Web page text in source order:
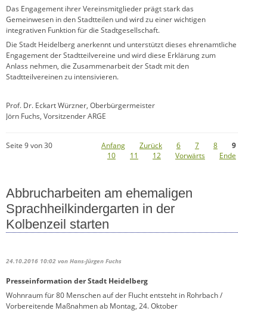
Das Engagement ihrer Vereinsmitglieder prägt stark das
Gemeinwesen in den Stadtteilen und wird zu einer wichtigen
integrativen Funktion für die Stadtgesellschaft.
Die Stadt Heidelberg anerkennt und unterstützt dieses ehrenamtliche
Engagement der Stadtteilvereine und wird diese Erklärung zum
Anlass nehmen, die Zusammenarbeit der Stadt mit den
Stadtteilvereinen zu intensivieren.
Prof. Dr. Eckart Würzner, Oberbürgermeister
Jörn Fuchs, Vorsitzender ARGE
Seite 9 von 30 Anfang Zurück 6 7 8
9
10
11 12 Vorwärts Ende
Abbrucharbeiten am ehemaligen
Sprachheilkindergarten in der
Kolbenzeil starten
24.10.2016 10:02 von Hans-Jürgen Fuchs
Presseinformation der Stadt Heidelberg
Wohnraum für 80 Menschen auf der Flucht entsteht in Rohrbach /
Vorbereitende Maßnahmen ab Montag, 24. Oktober